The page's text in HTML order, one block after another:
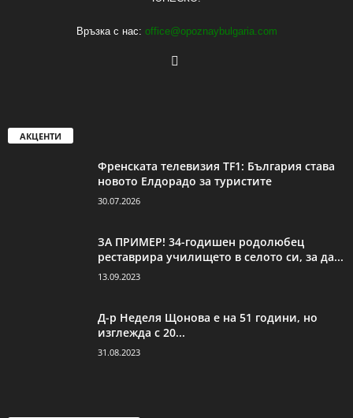
Връзка с нас: office@opoznaybulgaria.com
АКЦЕНТИ
Френската телевизия TF1: България става
новото Елдорадо за туристите
30.07.2026
ЗА ПРИМЕР! 34-годишен родолюбец
реставрира училището в селото си, за да...
13.09.2023
Д-р Неделя Щонова е на 51 години, но
изглежда с 20...
31.08.2023